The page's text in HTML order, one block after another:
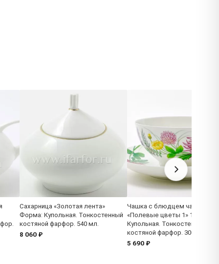
Сахарница «Золотая лента»
Форма: Купольная. Тонкостенный
костяной фарфор. 540 мл.
8 060 ₽
Чашка с блюдцем чайный
«Полевые цветы 1» 1/2
Купольная. Тонкостенный
костяной фарфор. 300 мл.
5 690 ₽